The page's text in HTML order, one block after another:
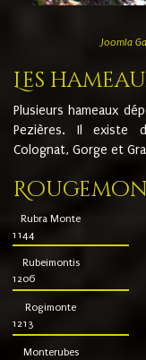
Joomla
Les
Plusieurs hameaux
Pezières. Il existe
Colognat, Gorge et
Rubra Monte
1144
Rubeimontis
1206
Rogimonte
1213
Monterubes